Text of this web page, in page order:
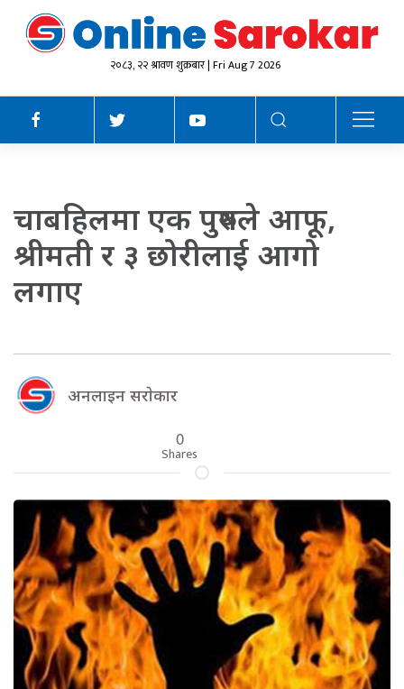
२०८३, २२ श्रावण शुक्रबार | Fri Aug 7 2026
चाबहिलमा एक पुरुषले आफू,
श्रीमती र ३ छोरीलाई आगो
लगाए
अनलाइन सराेकार
0
Shares